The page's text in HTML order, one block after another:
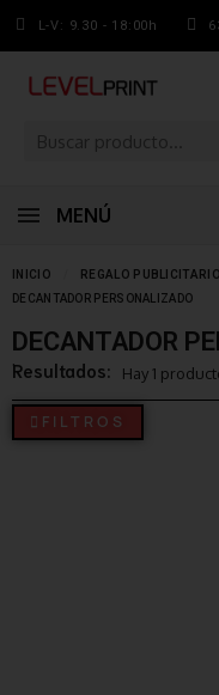
L-V: 9.30 - 18:00h
MENÚ
INICIO REGALO PUBLICITARIO
DECANTADOR PERSONALIZADO
DECANTADOR
Resultados: Hay 1
FILTROS